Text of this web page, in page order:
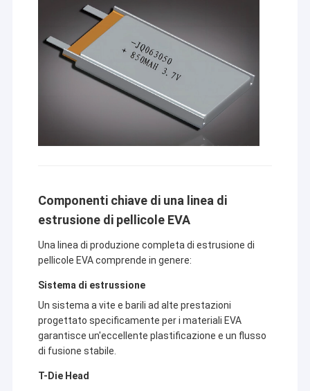
Casa
Prodotti
Circa noi
Componenti chiave di una linea di
estrusione di pellicole EVA
Una linea di produzione completa di estrusione di
pellicole EVA comprende in genere:
Sistema di estrussione
Un sistema a vite e barili ad alte prestazioni
progettato specificamente per i materiali EVA
garantisce un'eccellente plastificazione e un flusso
di fusione stabile.
T-Die Head
Jiangsu Laiyi Packing Machinery Co.,Ltd è stata fondata
nel 2007 e si è trasferita nel distretto di Jintan nel 2015.
tecnologia avanzata, ha migliorato la sua influenza sul